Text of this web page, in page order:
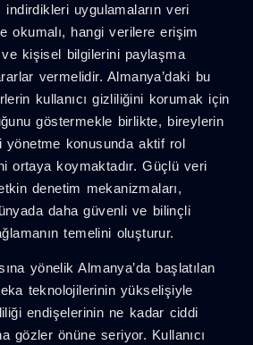
indirdikleri uygulamaların veri
okumalı, hangi verilere erişim
ve kişisel bilgilerini paylaşma
vermelidir. Almanya’daki bu
kullanıcı gizliliğini korumak için
göstermekle birlikte, bireylerin
yönetme konusunda aktif rol
ortaya koymaktadır. Güçlü veri
denetim mekanizmaları,
daha güvenli ve bilinçli
temelini oluşturur.
yönelik Almanya’da başlatılan
teknolojilerinin yükselişiyle
endişelerinin ne kadar ciddi
gözler önüne seriyor. Kullanıcı